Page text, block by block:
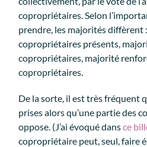
copropriétaires. Selon
prendre, les majorités diffèrent
copropriétaires présents,
copropriétaires, majorité
copropriétaires.
De la sorte, il est très fréquent
prises alors qu’une partie des
oppose. (J’ai évoqué dansce
copropriétaire peut, seul, faire